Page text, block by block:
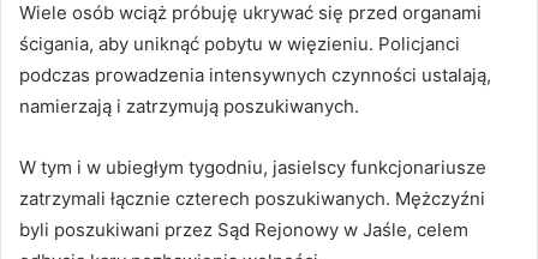
Wiele osób wciąż próbuję ukrywać się przed organami
ścigania, aby uniknąć pobytu w więzieniu. Policjanci
podczas prowadzenia intensywnych czynności ustalają,
namierzają i zatrzymują poszukiwanych.
W tym i w ubiegłym tygodniu, jasielscy funkcjonariusze
zatrzymali łącznie czterech poszukiwanych. Mężczyźni
byli poszukiwani przez Sąd Rejonowy w Jaśle, celem